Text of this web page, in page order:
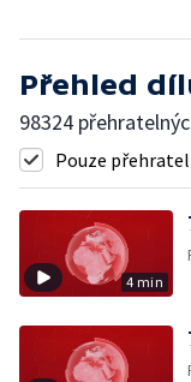
Přehled
98324
Pouze
4 min